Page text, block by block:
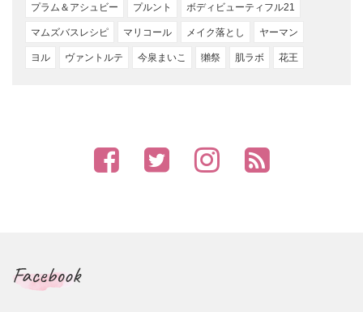
プラム＆アシュビー プルント ボディビューティフル21
マムズバスレシピ マリコール メイク落とし ヤーマン
ヨル ヴァントルテ 今泉まいこ 獺祭 肌ラボ 花王
Facebook